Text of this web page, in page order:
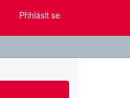
Přihlásit se